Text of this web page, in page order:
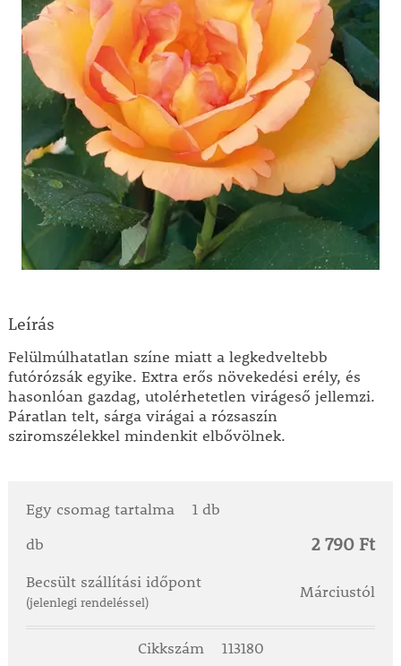
Leírás
Felülmúlhatatlan színe miatt a legkedveltebb
futórózsák egyike. Extra erős növekedési erély, és
hasonlóan gazdag, utolérhetetlen virágeső jellemzi.
Páratlan telt, sárga virágai a rózsaszín
sziromszélekkel mindenkit elbővölnek.
Egy csomag tartalma
1 db
db
2 790 Ft
Becsült szállítási időpont
(jelenlegi rendeléssel)
Márciustól
Cikkszám 113180